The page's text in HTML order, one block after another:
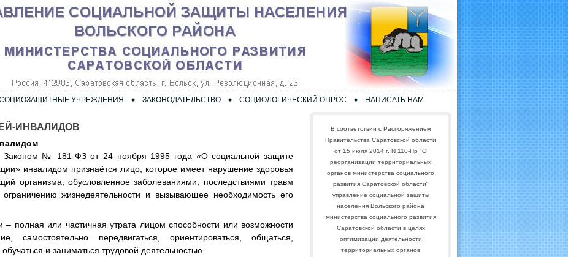
УЧРЕЖДЕНИЯ ЗАКОНОДАТЕЛЬСТВО СОЦИОЛОГИЧЕСКИЙ ОПРОС НАПИСАТЬ НАМ
ИНВАЛИДОВ
Законом № 181-ФЗ от 24 ноября 1995 года «О социальной защите
инвалидом признаётся лицо, которое имеет нарушение здоровья
организма, обусловленное заболеваниями, последствиями травм
жизнедеятельности и вызывающее необходимость его
– полная или частичная утрата лицом способности или возможности
самостоятельно передвигаться, ориентироваться, общаться,
и заниматься трудовой деятельностью.
В соответствии с Распоряжением
Правительства Саратовской области
от 15 июля 2014 г. N 110-Пр "О
реорганизации территориальных
органов министерства социального
развития Саратовской области"
управление социальной защиты
населения Вольского района
министерства социального развития
Саратовской области в целях
оптимизации деятельности
территориальных органов